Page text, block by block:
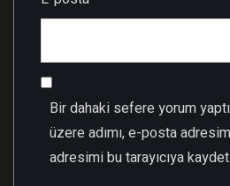
Bir dahaki sefere yorum
üzere adımı, e-posta
adresimi bu tarayıcıya kaydet.